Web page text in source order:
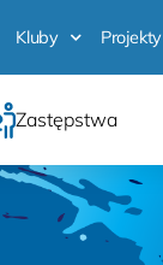
Kluby Projekty
Zastępstwa